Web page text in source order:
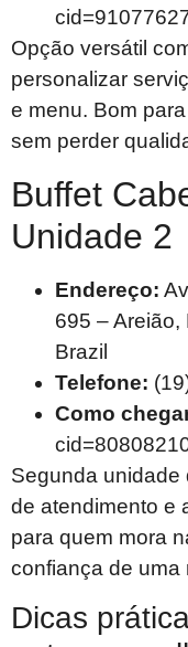
Opção versátil
personalizar
e menu. Bom
sem perder
Buffet
Unidade 2
Endereço:
695 – Areião,
Brazil
Telefone:
Como
Segunda unidade
de atendimento e
para quem mora
confiança de uma
Dicas